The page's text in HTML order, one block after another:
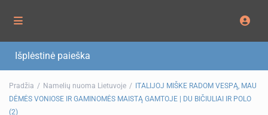
Išplėstinė paieška
Pradžia Namelių nuoma Lietuvoje
ITALIJOJ MIŠKE RADOM VESPĄ, MAU
DĖMĖS VONIOSE IR GAMINOMĖS MAISTĄ GAMTOJE | DU BIČIULIAI IR POLO
(2)